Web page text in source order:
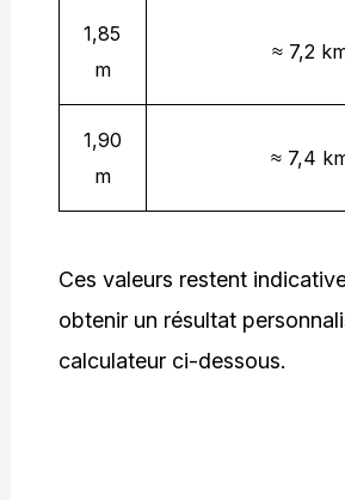
1,85
m
≈ 7,2
1,90
m
≈ 7,4
Ces valeurs restent
obtenir un résultat
calculateur ci-dessous.